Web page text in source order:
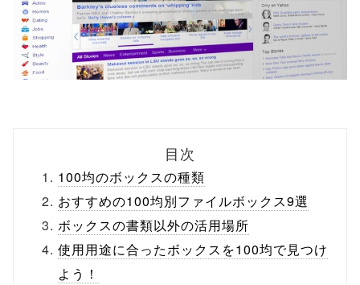
目次
100均のボックスの種類
おすすめの100均別ファイルボックス9選
ボックスの書類以外の活用場所
使用用途に合ったボックスを100均で見つけ
よう！